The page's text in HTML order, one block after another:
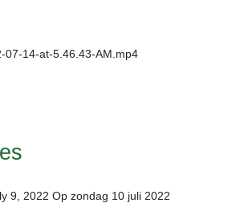
07-14-at-5.46.43-AM.mp4
9, 2022 Op zondag 10 juli 2022